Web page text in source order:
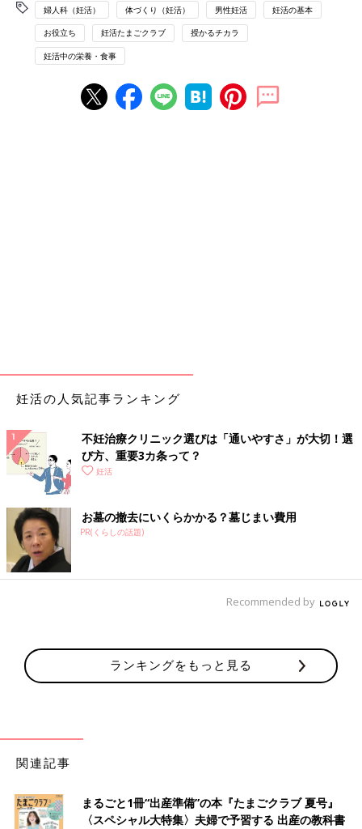
婦人科（妊活） 体づくり（妊活） 男性妊活 妊活の基本
お役立ち 妊活たまごクラブ 授かるチカラ
妊活中の栄養・食事
妊活の人気記事ランキング
不妊治療クリニック選びは「通いやすさ」が大切！選
び方、重要3カ条って？
妊活
お墓の撤去にいくらかかる？墓じまい費用
PR(くらしの話題)
Recommended by
ランキングをもっと見る
関連記事
まるごと1冊“出産準備”の本『たまごクラブ 夏号』
〈スペシャル大特集〉夫婦で予習する 出産の教科書